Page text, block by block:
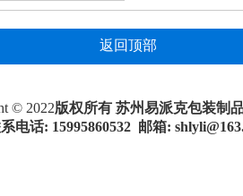
返回顶部
© 2022版权所有 苏州易派克包装制
电话: 15995860532 邮箱: